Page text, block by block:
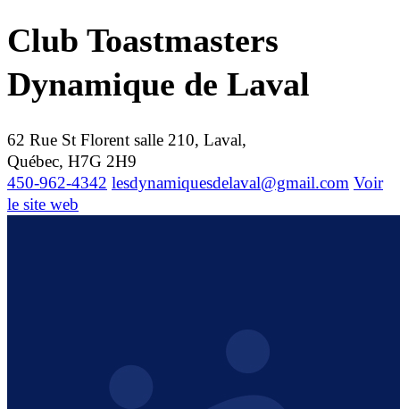
Club Toastmasters
Dynamique de Laval
62 Rue St Florent salle 210, Laval,
Québec, H7G 2H9
450-962-4342 lesdynamiquesdelaval@gmail.com Voir
le site web